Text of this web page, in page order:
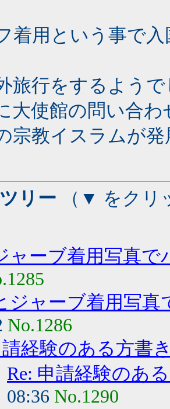
着用という事で
旅行をするよう
大使館の問い合
宗教イスラムが
リー （▼ をクリ
ャーブ着用写真で
ジャーブ着用写真
No.1286
経験のある方書
Re: 申請経験のあ
08:36 No.1290